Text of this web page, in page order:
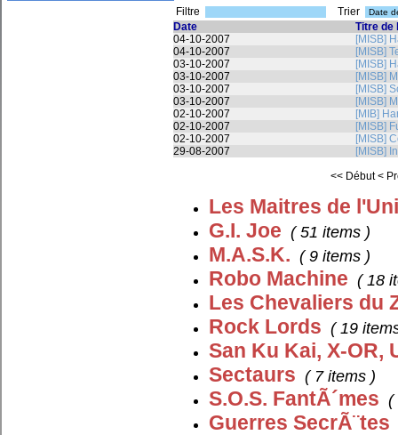
Filtre
Trier
Date
Titre de
04-10-2007
[MISB]
04-10-2007
[MISB]
03-10-2007
[MISB]
03-10-2007
[MISB]
03-10-2007
[MISB]
03-10-2007
[MISB]
02-10-2007
[MIB]
02-10-2007
[MISB]
02-10-2007
[MISB]
29-08-2007
[MISB]
<< Début <
Les Maitres de
G.I. Joe ( 51 items )
M.A.S.K. ( 9 items )
Robo Machine ( 18
Les Chevaliers du
Rock Lords ( 19
San Ku Kai, X-OR,
Sectaurs ( 7 items )
S.O.S. FantÃ´mes (
Guerres SecrÃ¨tes